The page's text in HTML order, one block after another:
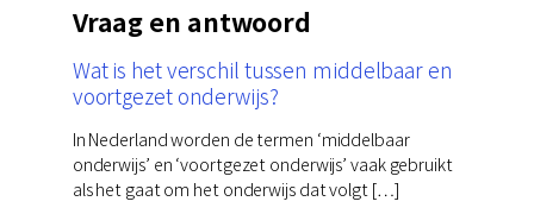
Vraag en antwoord
Wat is het verschil tussen middelbaar en
voortgezet onderwijs?
In Nederland worden de termen ‘middelbaar
onderwijs’ en ‘voortgezet onderwijs’ vaak gebruikt
als het gaat om het onderwijs dat volgt […]